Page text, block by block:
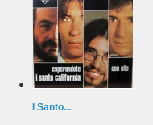
I Santo...